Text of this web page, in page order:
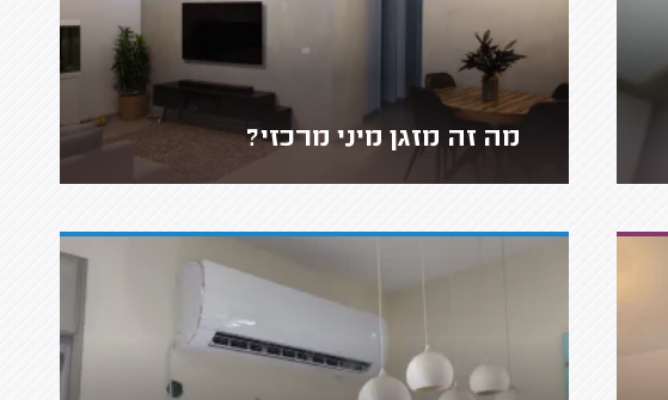
מה זה מזגן מיני מרכזי?